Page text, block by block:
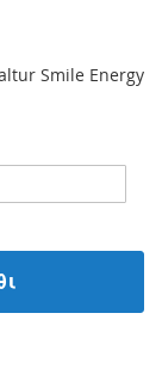
Smile Energy